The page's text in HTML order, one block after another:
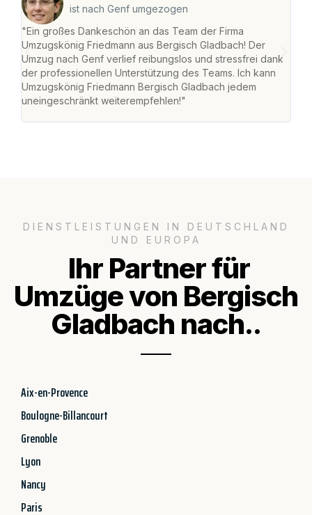
ist nach Genf umgezogen
"Ein großes Dankeschön an das Team der Firma
Umzugskönig Friedmann aus Bergisch Gladbach! Der
Umzug nach Genf verlief reibungslos und stressfrei dank
der professionellen Unterstützung des Teams. Ich kann
Umzugskönig Friedmann Bergisch Gladbach jedem
uneingeschränkt weiterempfehlen!"
DIENSTLEISTUNGEN IN DEUTSCHLAND
UND EUROPA
Ihr Partner für
Umzüge von Bergisch
Gladbach nach..
Aix-en-Provence
Boulogne-Billancourt
Grenoble
Lyon
Nancy
Paris